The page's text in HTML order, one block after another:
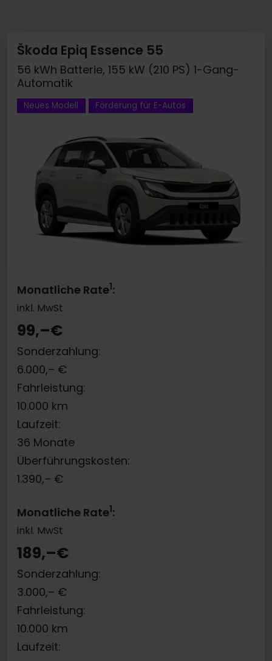
Škoda Epiq Essence 55
56 kWh Batterie, 155 kW (210 PS) 1-Gang-
Automatik
Neues Modell Förderung für E-Autos
Monatliche Rate1:
inkl. MwSt
99,–€
Sonderzahlung:
6.000,– €
Fahrleistung:
10.000 km
Laufzeit:
36 Monate
Überführungskosten:
1.390,– €
Monatliche Rate1:
inkl. MwSt
189,–€
Sonderzahlung:
3.000,– €
Fahrleistung:
10.000 km
Laufzeit: